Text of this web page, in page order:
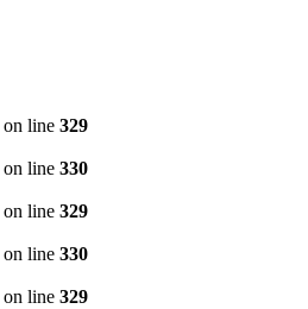
on line 329
on line 330
on line 329
on line 330
on line 329